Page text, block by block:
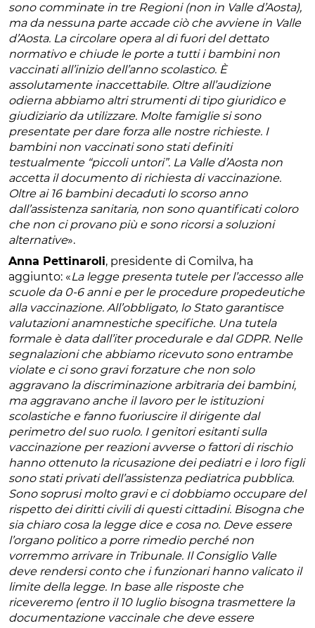
sono comminate in tre Regioni (non in Valle d’Aosta),
ma da nessuna parte accade ciò che avviene in Valle
d’Aosta. La circolare opera al di fuori del dettato
normativo e chiude le porte a tutti i bambini non
vaccinati all’inizio dell’anno scolastico. È
assolutamente inaccettabile. Oltre all’audizione
odierna abbiamo altri strumenti di tipo giuridico e
giudiziario da utilizzare. Molte famiglie si sono
presentate per dare forza alle nostre richieste. I
bambini non vaccinati sono stati definiti
testualmente “piccoli untori”. La Valle d’Aosta non
accetta il documento di richiesta di vaccinazione.
Oltre ai 16 bambini decaduti lo scorso anno
dall’assistenza sanitaria, non sono quantificati coloro
che non ci provano più e sono ricorsi a soluzioni
alternative».
Anna Pettinaroli, presidente di Comilva, ha
aggiunto: «La legge presenta tutele per l’accesso alle
scuole da 0-6 anni e per le procedure propedeutiche
alla vaccinazione. All’obbligato, lo Stato garantisce
valutazioni anamnestiche specifiche. Una tutela
formale è data dall’iter procedurale e dal GDPR. Nelle
segnalazioni che abbiamo ricevuto sono entrambe
violate e ci sono gravi forzature che non solo
aggravano la discriminazione arbitraria dei bambini,
ma aggravano anche il lavoro per le istituzioni
scolastiche e fanno fuoriuscire il dirigente dal
perimetro del suo ruolo. I genitori esitanti sulla
vaccinazione per reazioni avverse o fattori di rischio
hanno ottenuto la ricusazione dei pediatri e i loro figli
sono stati privati dell’assistenza pediatrica pubblica.
Sono soprusi molto gravi e ci dobbiamo occupare del
rispetto dei diritti civili di questi cittadini. Bisogna che
sia chiaro cosa la legge dice e cosa no. Deve essere
l’organo politico a porre rimedio perché non
vorremmo arrivare in Tribunale. Il Consiglio Valle
deve rendersi conto che i funzionari hanno valicato il
limite della legge. In base alle risposte che
riceveremo (entro il 10 luglio bisogna trasmettere la
documentazione vaccinale che deve essere